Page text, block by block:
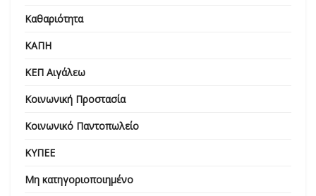
Καθαριότητα
ΚΑΠΗ
ΚΕΠ Αιγάλεω
Κοινωνική Προστασία
Κοινωνικό Παντοπωλείο
ΚΥΠΕΕ
Μη κατηγοριοποιημένο